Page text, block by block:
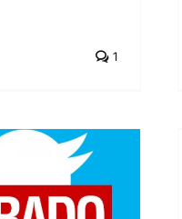
1
la
QUIENES INVESTIGAN
PEDOFILIA